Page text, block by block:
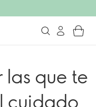
que te
cuidado